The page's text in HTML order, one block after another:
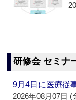
研修会 セミナ
9月4日に医療従
2026年08月07日 (